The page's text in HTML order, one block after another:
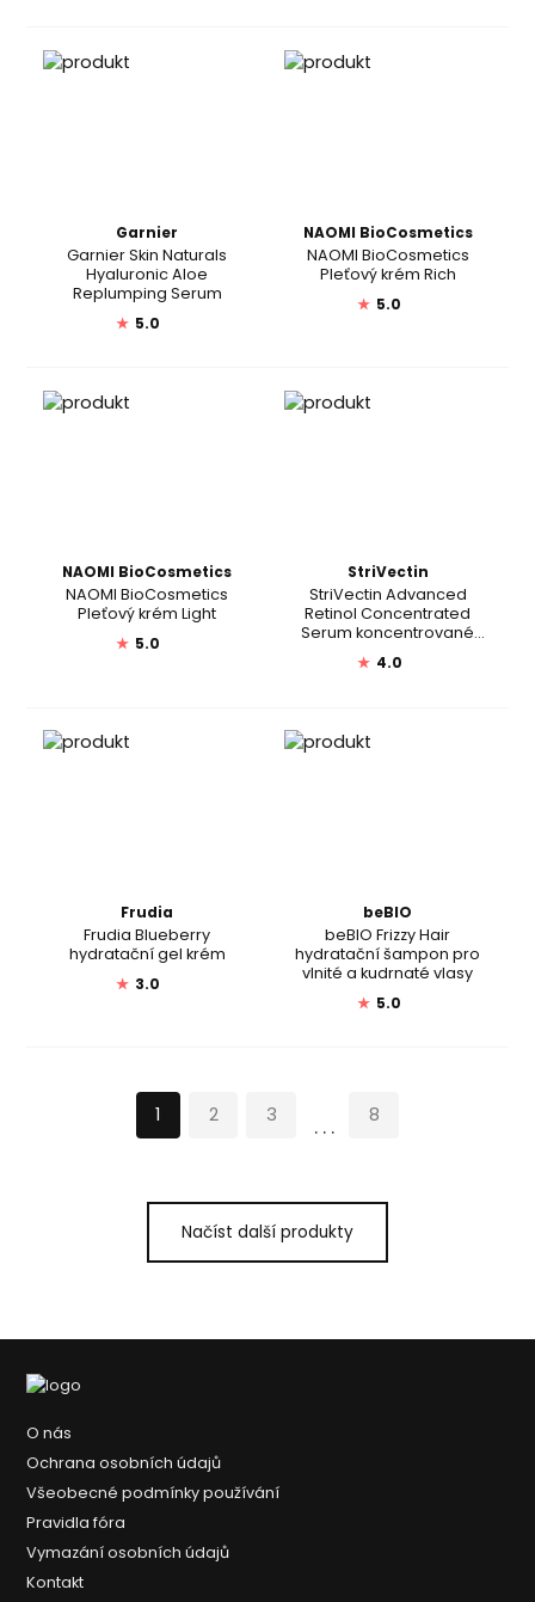
Garnier
Garnier Skin Naturals
Hyaluronic Aloe
Replumping Serum
★ 5.0
NAOMI BioCosmetics
NAOMI BioCosmetics
Pleťový krém Rich
★ 5.0
NAOMI BioCosmetics
NAOMI BioCosmetics
Pleťový krém Light
★ 5.0
StriVectin
StriVectin Advanced
Retinol Concentrated
Serum koncentrované
★ 4.0
Frudia
Frudia Blueberry
hydratační gel krém
★ 3.0
beBIO
beBIO Frizzy Hair
hydratační šampon pro
vlnité a kudrnaté vlasy
★ 5.0
1 2 3 ... 8
Načíst další produkty
O nás
Ochrana osobních údajů
Všeobecné podmínky používání
Pravidla fóra
Vymazání osobních údajů
Kontakt